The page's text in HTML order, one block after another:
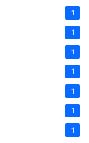
1
1
1
1
1
1
1